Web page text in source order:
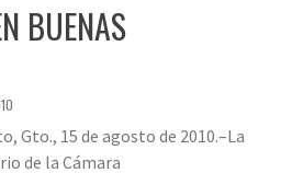
BUENAS
Gto., 15 de agosto de 2010.–La
de la Cámara